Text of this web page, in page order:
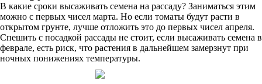
В какие сроки высаживать семена на рассаду? Заниматься этим
можно с первых чисел марта. Но если томаты будут расти в
открытом грунте, лучше отложить это до первых чисел апреля.
Спешить с посадкой рассады не стоит, если высаживать семена в
феврале, есть риск, что растения в дальнейшем замерзнут при
ночных понижениях температуры.